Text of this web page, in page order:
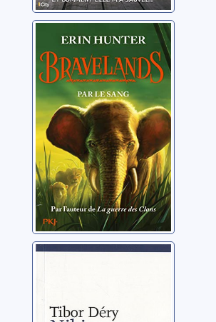
Bravelands 03:
Par le sang
Hunter, Erin
Niki ou L'histoire